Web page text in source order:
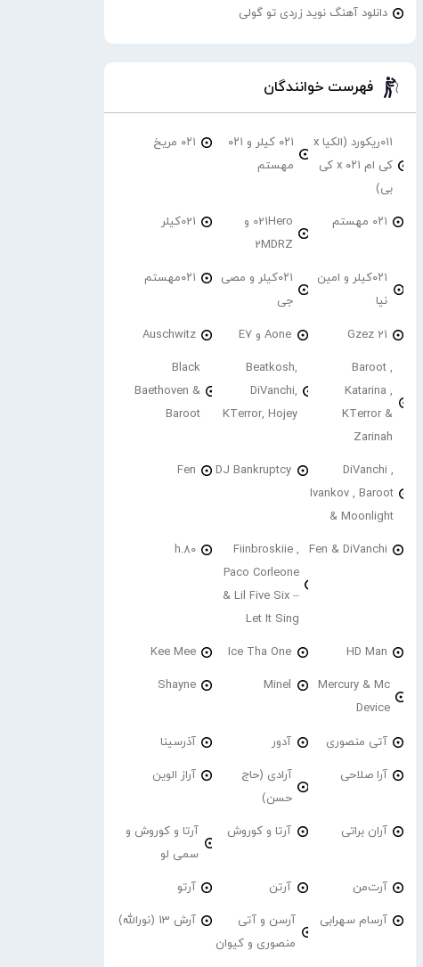
دانلود آهنگ نوید زردی تو گولی
فهرست خوانندگان
۰۱۱ریکورد (الکیا x
کی ام ۰۲۱ x کی
بی)
۰۲۱ کیلر و ۰۲۱
مهستم
۰۲۱ مریخ
۰۲۱ مهستم
021Hero و
2MDRZ
021کیلر
۰۲۱کیلر و امین
نیا
۰۲۱کیلر و مصی
جی
۰۲۱مهستم
21 Gzez Aone و E7 Auschwitz
Baroot ,
Katarina ,
KTerror &
Zarinah
Beatkosh,
DiVanchi,
KTerror, Hojey
Black
Baethoven &
Baroot
DiVanchi ,
Ivankov , Baroot
& Moonlight
DJ Bankruptcy
Fen
Fen & DiVanchi
Fiinbroskiie ,
Paco Corleone
& Lil Five Six –
Let It Sing
h.80
HD Man
Ice Tha One
Kee Mee
Mercury & Mc
Device
Minel
Shayne
آتی منصوری آدور آذرسینا
آرا صلاحی
آرادی (حاج
حسن)
آراز الوین
آران براتی آرتا و کوروش
آرتا و کوروش و
سمی لو
آرت‌من آرتن آرتو
آرسام سهرابی
آرسن و آتی
منصوری و کیوان
آرش 13 (نورالله)